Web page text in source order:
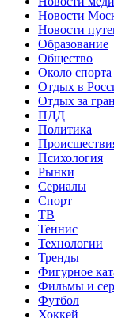
Новости
Новости
Образование
Общество
Около спорта
Отдых в
Отдых за
ПДД
Политика
Психология
Рынки
Сериалы
Спорт
ТВ
Теннис
Технологии
Тренды
Фигурное
Фильмы и
Футбол
Хоккей